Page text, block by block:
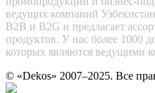
ведущих компаний
B2B и B2G и предлагает
продуктов. У нас более 1000
которых являются ведущими
© «Dekos» 2007–2025. Все